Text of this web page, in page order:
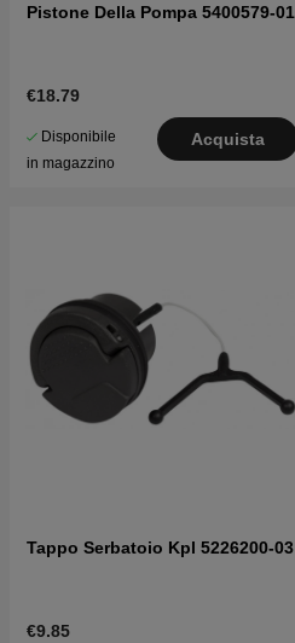
Pistone Della Pompa 5400579-01
€18.79
Disponibile
in magazzino
Acquista
Tappo Serbatoio Kpl 5226200-03
€9.85